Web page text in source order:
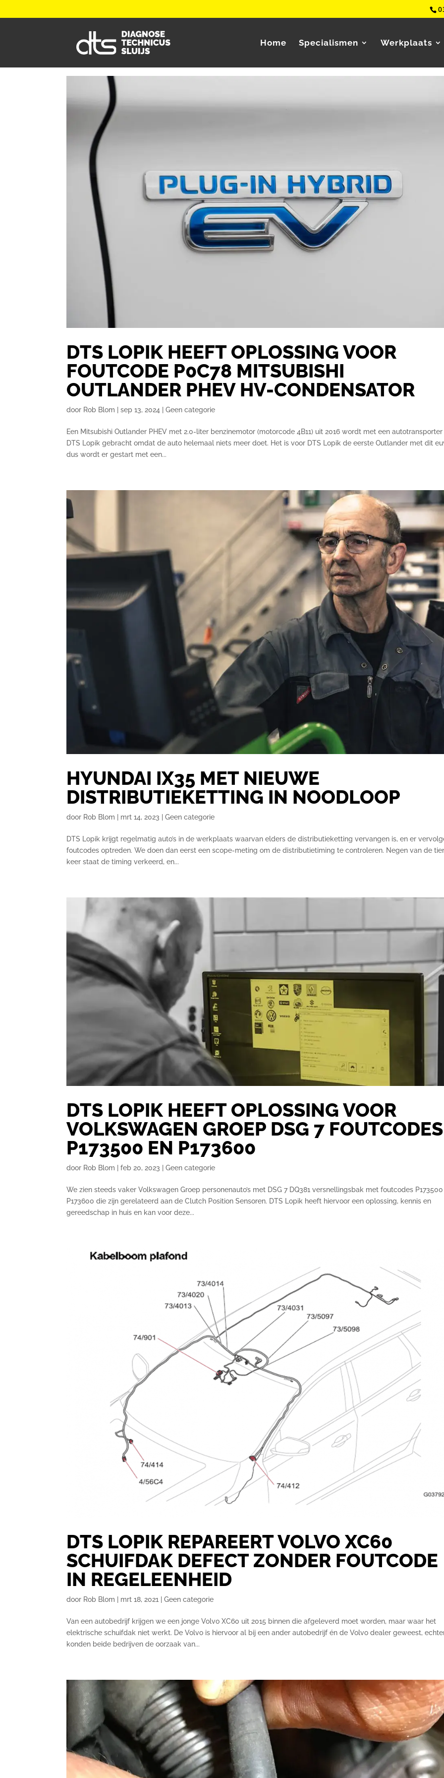
Home Specialismen Werkplaats
DTS LOPIK HEEFT OPLOSSING VOOR
FOUTCODE P0C78 MITSUBISHI
OUTLANDER PHEV HV-CONDENSATOR
door Rob Blom |sep 13, 2024 |Geen categorie
Een Mitsubishi Outlander PHEV met 2.0-liter benzinemotor (motorcode 4B11) uit 2016 wordt met een
DTS Lopik gebracht omdat de auto helemaal niets meer doet. Het is voor DTS Lopik de eerste Outlander met dit
dus wordt er gestart met een...
HYUNDAI IX35 MET NIEUWE
DISTRIBUTIEKETTING IN NOODLOOP
door Rob Blom mrt 14, 2023 |Geen categorie
DTS Lopik krijgt regelmatig auto’s in de werkplaats waarvan elders de distributieketting vervangen is, en er
foutcodes optreden. We doen dan eerst een scope-meting om de distributietiming te controleren. Negen van de
keer staat de timing verkeerd, en...
DTS LOPIK HEEFT OPLOSSING VOOR
VOLKSWAGEN GROEP DSG 7 FOUTCODES
P173500 EN P173600
door Rob Blom |feb 20, 2023 |Geen categorie
We zien steeds vaker Volkswagen Groep personenauto’s met DSG 7 DQ381 versnellingsbak met foutcodes
P173600 die zijn gerelateerd aan de Clutch Position Sensoren. DTS Lopik heeft hiervoor een oplossing, kennis en
gereedschap in huis en kan voor deze...
DTS LOPIK REPAREERT VOLVO XC60
SCHUIFDAK DEFECT ZONDER FOUTCODE
IN REGELEENHEID
door Rob Blom mrt 18, 2021 |Geen categorie
Van een autobedrijf krijgen we een jonge Volvo XC60 uit 2015 binnen die afgeleverd moet worden, maar waar het
elektrische schuifdak niet werkt. De Volvo is hiervoor al bij een ander autobedrijf én de Volvo dealer geweest,
konden beide bedrijven de oorzaak van...